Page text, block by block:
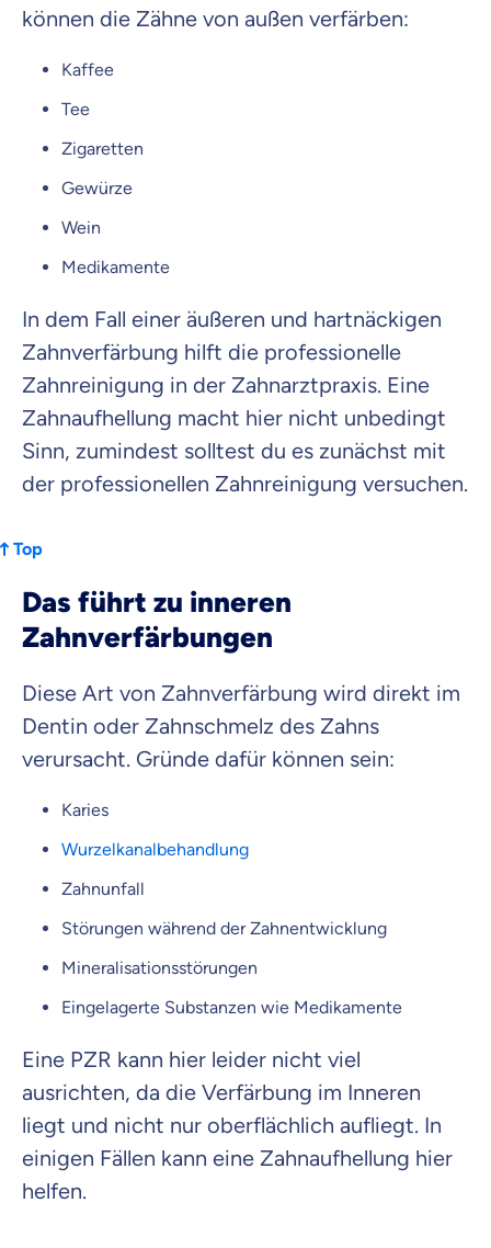
können die Zähne von außen verfärben:
Kaffee
Tee
Zigaretten
Gewürze
Wein
Medikamente
In dem Fall einer äußeren und hartnäckigen
Zahnverfärbung hilft die professionelle
Zahnreinigung in der Zahnarztpraxis. Eine
Zahnaufhellung macht hier nicht unbedingt
Sinn, zumindest solltest du es zunächst mit
der professionellen Zahnreinigung versuchen.
Top
Das führt zu inneren
Zahnverfärbungen
Diese Art von Zahnverfärbung wird direkt im
Dentin oder Zahnschmelz des Zahns
verursacht. Gründe dafür können sein:
Karies
Wurzelkanalbehandlung
Zahnunfall
Störungen während der Zahnentwicklung
Mineralisationsstörungen
Eingelagerte Substanzen wie Medikamente
Eine PZR kann hier leider nicht viel
ausrichten, da die Verfärbung im Inneren
liegt und nicht nur oberflächlich aufliegt. In
einigen Fällen kann eine Zahnaufhellung hier
helfen.